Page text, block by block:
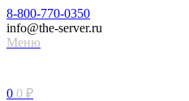
8-800-770-0350
info@the-server.ru
Меню
0 0 ₽